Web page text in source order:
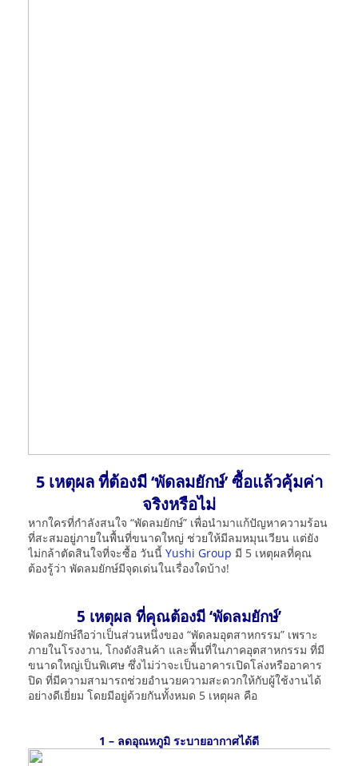
5 เหตุผล ที่ต้องมี ‘พัดลมยักษ์’ ซื้อแล้วคุ้มค่า
จริงหรือไม่
หากใครที่กำลังสนใจ “พัดลมยักษ์” เพื่อนำมาแก้ปัญหาความร้อน
ที่สะสมอยู่ภายในพื้นที่ขนาดใหญ่ ช่วยให้มีลมหมุนเวียน แต่ยัง
ไม่กล้าตัดสินใจที่จะซื้อ วันนี้ Yushi Group มี 5 เหตุผลที่คุณ
ต้องรู้ว่า พัดลมยักษ์มีจุดเด่นในเรื่องใดบ้าง!
5 เหตุผล ที่คุณต้องมี ‘พัดลมยักษ์’
พัดลมยักษ์ถือว่าเป็นส่วนหนึ่งของ “พัดลมอุตสาหกรรม” เพราะ
ภายในโรงงาน, โกงดังสินค้า และพื้นที่ในภาคอุตสาหกรรม ที่มี
ขนาดใหญ่เป็นพิเศษ ซึ่งไม่ว่าจะเป็นอาคารเปิดโล่งหรืออาคาร
ปิด ที่มีความสามารถช่วยอำนวยความสะดวกให้กับผู้ใช้งานได้
อย่างดีเยี่ยม โดยมีอยู่ด้วยกันทั้งหมด 5 เหตุผล คือ
1 – ลดอุณหภูมิ ระบายอากาศได้ดี